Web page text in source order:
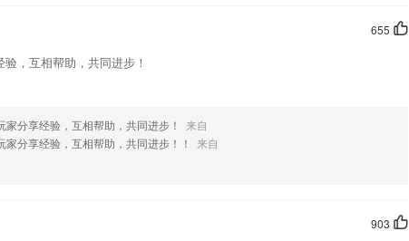
655
，互相帮助，共同进步！
家分享经验，互相帮助，共同进步！
来自
家分享经验，互相帮助，共同进步！！
来自
903